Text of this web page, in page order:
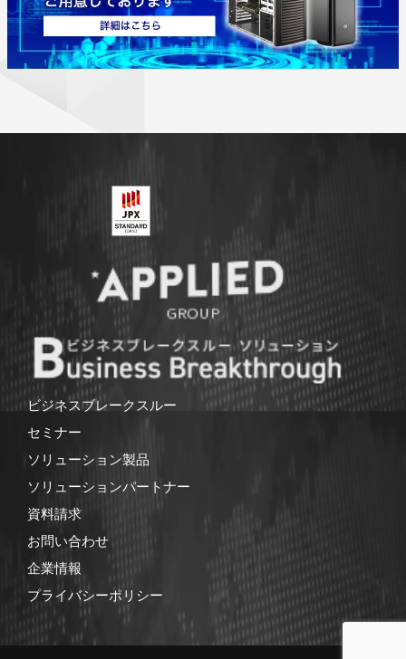
ビジネスブレークスルー
セミナー
ソリューション製品
ソリューションパートナー
資料請求
お問い合わせ
企業情報
プライバシーポリシー